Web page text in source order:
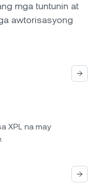
mga tuntunin at
awtorisasyong
XPL na may